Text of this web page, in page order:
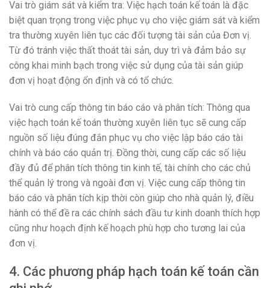
Vai trò giám sát và kiểm tra: Việc hạch toán kế toán là đặc
biệt quan trọng trong việc phục vụ cho việc giám sát và kiểm
tra thường xuyên liên tục các đối tượng tài sản của Đơn vị.
Từ đó tránh việc thất thoát tài sản, duy trì và đảm bảo sự
công khai minh bạch trong việc sử dụng của tài sản giúp
đơn vị hoạt động ổn định và có tổ chức.
Vai trò cung cấp thông tin báo cáo và phân tích: Thông qua
việc hạch toán kế toán thường xuyên liên tục sẽ cung cấp
nguồn số liệu đúng đắn phục vụ cho việc lập báo cáo tài
chính và báo cáo quản trị. Đồng thời, cung cấp các số liệu
đầy đủ để phân tích thông tin kinh tế, tài chính cho các chủ
thể quản lý trong và ngoài đơn vị. Việc cung cấp thông tin
báo cáo và phân tích kịp thời còn giúp cho nhà quản lý, điều
hành có thể đề ra các chính sách đầu tư kinh doanh thích hợp
cũng như hoạch định kế hoạch phù hợp cho tương lai của
đơn vị.
4. Các phương pháp hạch toán kế toán cần